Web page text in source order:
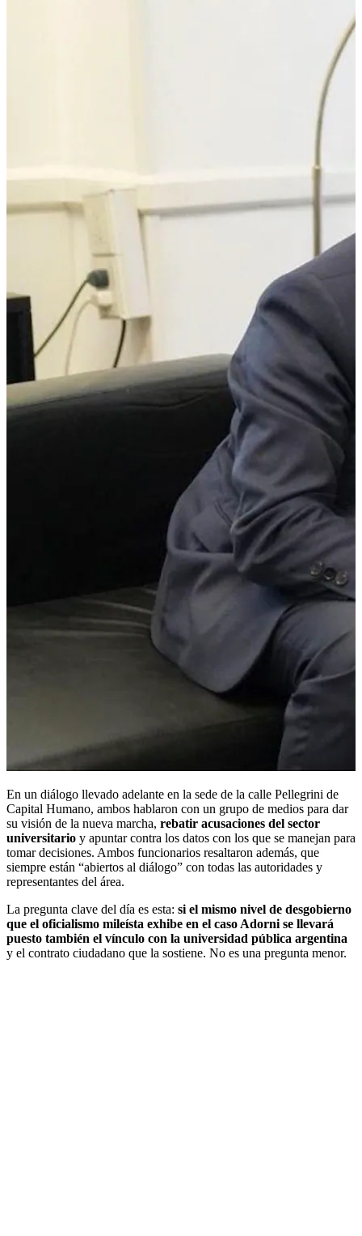
En un diálogo llevado adelante en la sede de la calle Pellegrini de
Capital Humano, ambos hablaron con un grupo de medios para dar
su visión de la nueva marcha, rebatir acusaciones del sector
universitario y apuntar contra los datos con los que se manejan para
tomar decisiones. Ambos funcionarios resaltaron además, que
siempre están “abiertos al diálogo” con todas las autoridades y
representantes del área.
La pregunta clave del día es esta: si el mismo nivel de desgobierno
que el oficialismo mileísta exhibe en el caso Adorni se llevará
puesto también el vínculo con la universidad pública argentina
y el contrato ciudadano que la sostiene. No es una pregunta menor.